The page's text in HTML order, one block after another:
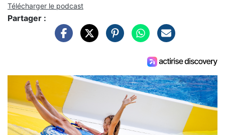
Télécharger le podcast
Partager :